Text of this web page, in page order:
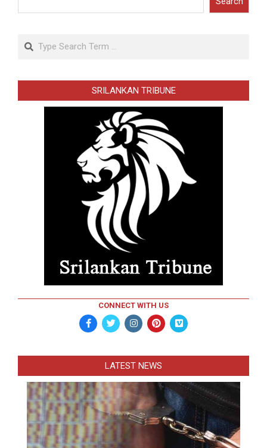
Search
SRILANKAN TRIBUNE
CONNECT WITH US
LATEST NEWS